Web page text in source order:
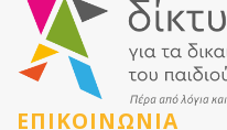
ΕΠΙΚΟΙΝΩΝΙΑ